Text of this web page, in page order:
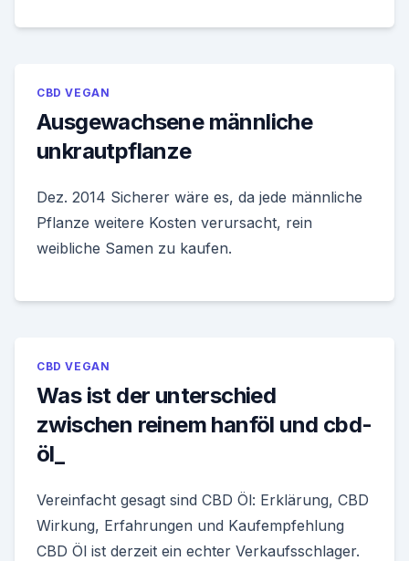
CBD VEGAN
Ausgewachsene männliche
unkrautpflanze
Dez. 2014 Sicherer wäre es, da jede männliche
Pflanze weitere Kosten verursacht, rein
weibliche Samen zu kaufen.
CBD VEGAN
Was ist der unterschied
zwischen reinem hanföl und cbd-
öl_
Vereinfacht gesagt sind CBD Öl: Erklärung, CBD
Wirkung, Erfahrungen und Kaufempfehlung
CBD Öl ist derzeit ein echter Verkaufsschlager.